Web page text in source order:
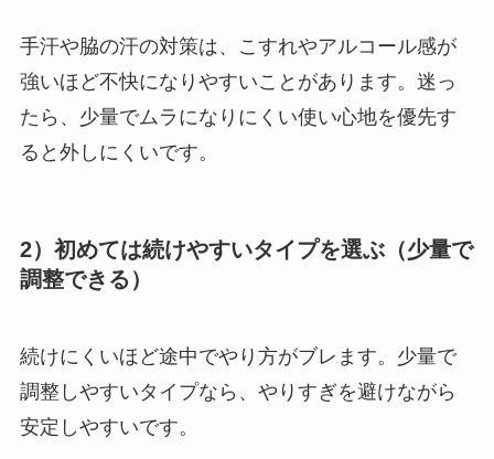
手汗や脇の汗の対策は、こすれやアルコール感が
強いほど不快になりやすいことがあります。迷っ
たら、少量でムラになりにくい使い心地を優先す
ると外しにくいです。
2）初めては続けやすいタイプを選ぶ（少量で
調整できる）
続けにくいほど途中でやり方がブレます。少量で
調整しやすいタイプなら、やりすぎを避けながら
安定しやすいです。